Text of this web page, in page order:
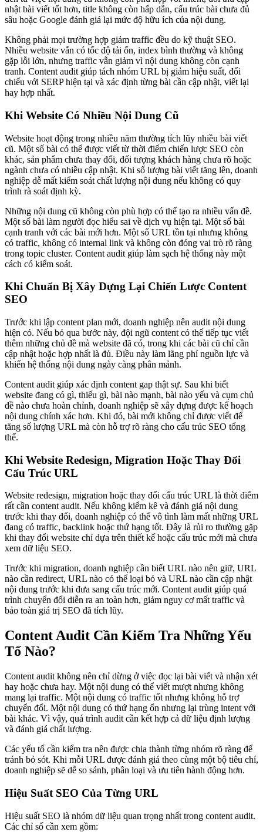
nhật bài viết tốt hơn, title không còn hấp dẫn, cấu trúc bài chưa đủ
sâu hoặc Google đánh giá lại mức độ hữu ích của nội dung.
Không phải mọi trường hợp giảm traffic đều do kỹ thuật SEO.
Nhiều website vẫn có tốc độ tải ổn, index bình thường và không
gặp lỗi lớn, nhưng traffic vẫn giảm vì nội dung không còn cạnh
tranh. Content audit giúp tách nhóm URL bị giảm hiệu suất, đối
chiếu với SERP hiện tại và xác định từng bài cần cập nhật, viết lại
hay hợp nhất.
Khi Website Có Nhiều Nội Dung Cũ
Website hoạt động trong nhiều năm thường tích lũy nhiều bài viết
cũ. Một số bài có thể được viết từ thời điểm chiến lược SEO còn
khác, sản phẩm chưa thay đổi, đối tượng khách hàng chưa rõ hoặc
ngành chưa có nhiều cập nhật. Khi số lượng bài viết tăng lên, doanh
nghiệp dễ mất kiểm soát chất lượng nội dung nếu không có quy
trình rà soát định kỳ.
Những nội dung cũ không còn phù hợp có thể tạo ra nhiều vấn đề.
Một số bài làm người đọc hiểu sai về dịch vụ hiện tại. Một số bài
cạnh tranh với các bài mới hơn. Một số URL tồn tại nhưng không
có traffic, không có internal link và không còn đóng vai trò rõ ràng
trong topic cluster. Content audit giúp làm sạch hệ thống này một
cách có kiểm soát.
Khi Chuẩn Bị Xây Dựng Lại Chiến Lược Content
SEO
Trước khi lập content plan mới, doanh nghiệp nên audit nội dung
hiện có. Nếu bỏ qua bước này, đội ngũ content có thể tiếp tục viết
thêm những chủ đề mà website đã có, trong khi các bài cũ chỉ cần
cập nhật hoặc hợp nhất là đủ. Điều này làm lãng phí nguồn lực và
khiến hệ thống nội dung ngày càng phân mảnh.
Content audit giúp xác định content gap thật sự. Sau khi biết
website đang có gì, thiếu gì, bài nào mạnh, bài nào yếu và cụm chủ
đề nào chưa hoàn chỉnh, doanh nghiệp sẽ xây dựng được kế hoạch
nội dung chính xác hơn. Khi đó, bài mới không chỉ được viết để
tăng số lượng URL mà còn hỗ trợ rõ ràng cho cấu trúc SEO tổng
thể.
Khi Website Redesign, Migration Hoặc Thay Đổi
Cấu Trúc URL
Website redesign, migration hoặc thay đổi cấu trúc URL là thời điểm
rất cần content audit. Nếu không kiểm kê và đánh giá nội dung
trước khi thay đổi, doanh nghiệp có thể vô tình làm mất những URL
đang có traffic, backlink hoặc thứ hạng tốt. Đây là rủi ro thường gặp
khi thay đổi website chỉ dựa trên thiết kế hoặc cấu trúc mới mà chưa
xem dữ liệu SEO.
Trước khi migration, doanh nghiệp cần biết URL nào nên giữ, URL
nào cần redirect, URL nào có thể loại bỏ và URL nào cần cập nhật
nội dung trước khi đưa sang cấu trúc mới. Content audit giúp quá
trình chuyển đổi diễn ra an toàn hơn, giảm nguy cơ mất traffic và
bảo toàn giá trị SEO đã tích lũy.
Content Audit Cần Kiểm Tra Những Yếu
Tố Nào?
Content audit không nên chỉ dừng ở việc đọc lại bài viết và nhận xét
hay hoặc chưa hay. Một nội dung có thể viết mượt nhưng không
mang lại traffic. Một nội dung có traffic tốt nhưng không hỗ trợ
chuyển đổi. Một nội dung có thứ hạng ổn nhưng lại trùng intent với
bài khác. Vì vậy, quá trình audit cần kết hợp cả dữ liệu định lượng
và đánh giá chất lượng.
Các yếu tố cần kiểm tra nên được chia thành từng nhóm rõ ràng để
tránh bỏ sót. Khi mỗi URL được đánh giá theo cùng một bộ tiêu chí,
doanh nghiệp sẽ dễ so sánh, phân loại và ưu tiên hành động hơn.
Hiệu Suất SEO Của Từng URL
Hiệu suất SEO là nhóm dữ liệu quan trọng nhất trong content audit.
Các chỉ số cần xem gồm: